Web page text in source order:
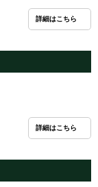
詳細はこちら
詳細はこちら